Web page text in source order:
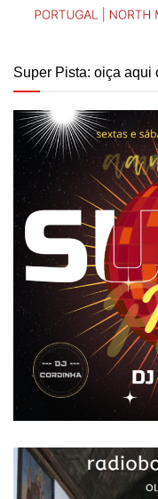
Super Pista: oiça aqui